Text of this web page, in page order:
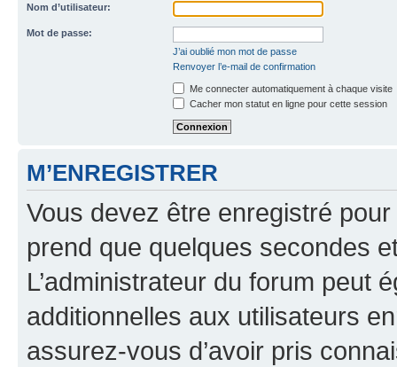
Nom d’utilisateur:
Mot de passe:
J’ai oublié mon mot de passe
Renvoyer l’e-mail de confirmation
Me connecter automatiquement à chaque visite
Cacher mon statut en ligne pour cette session
M’ENREGISTRER
Vous devez être enregistré
prend que quelques secondes
L’administrateur du forum peut
additionnelles aux utilisateurs
assurez-vous d’avoir pris